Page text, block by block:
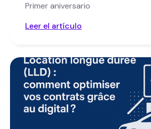
Primer aniversario
Leer el artículo